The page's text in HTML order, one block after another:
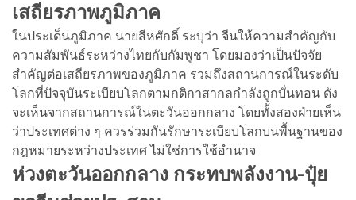
เสถียรภาพภูมิภาค
ในประเด็นภูมิภาค นายสีหศักดิ์ ระบุว่า จีนให้ความสำคัญกับ
ความสัมพันธ์ระหว่างไทยกับกัมพูชา โดยมองว่าเป็นปัจจัย
สำคัญต่อเสถียรภาพของภูมิภาค รวมถึงสถานการณ์ในระดับ
โลกที่ปัจจุบันระเบียบโลกตามกติกาสากลกำลังถูกบั่นทอน ดัง
จะเห็นจากสถานการณ์ในตะวันออกกลาง โดยทั้งสองฝ่ายเห็น
ว่าประเทศต่าง ๆ ควรร่วมกันรักษาระเบียบโลกบนพื้นฐานของ
กฎหมายระหว่างประเทศ ไม่ใช่การใช้อำนาจ
ห่วงตะวันออกกลาง กระทบพลังงาน-ปุ๋ย